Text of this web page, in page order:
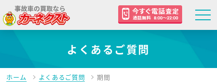
よくあるご質問
ホーム よくあるご質問 期間